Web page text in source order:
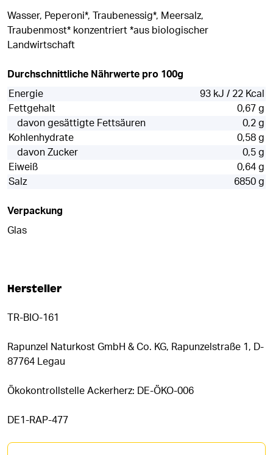
Wasser, Peperoni*, Traubenessig*, Meersalz,
Traubenmost* konzentriert *aus biologischer
Landwirtschaft
Durchschnittliche Nährwerte pro 100g
Energie
93 kJ / 22 Kcal
Fettgehalt
0,67 g
davon gesättigte Fettsäuren
0,2 g
Kohlenhydrate
0,58 g
davon Zucker
0,5 g
Eiweiß
0,64 g
Salz
6850 g
Verpackung
Glas
Hersteller
TR-BIO-161
Rapunzel Naturkost GmbH & Co. KG, Rapunzelstraße 1, D-
87764 Legau
Ökokontrollstelle Ackerherz: DE-ÖKO-006
DE1-RAP-477